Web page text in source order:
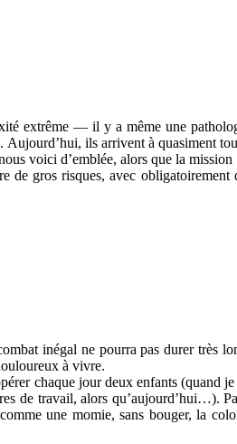
extrême — il y a même une
ils arrivent à quasiment
voici d’emblée, alors que la
de gros risques, avec
inégal ne pourra pas durer
à vivre.
chaque jour deux enfants (quand
de travail, alors qu’aujourd’hui…).
une momie, sans bouger, la